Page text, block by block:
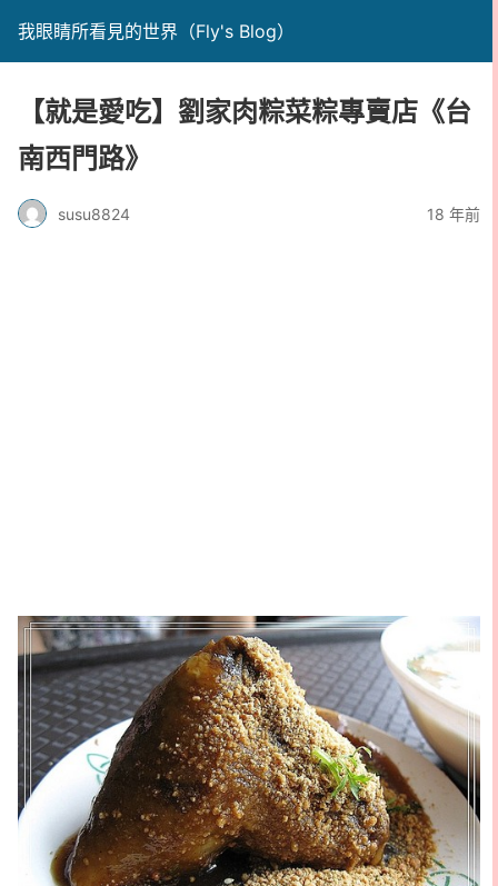
我眼睛所看見的世界（Fly's Blog）
【就是愛吃】劉家肉粽菜粽專賣店《台
南西門路》
susu8824 18 年前